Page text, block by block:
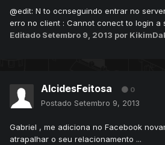
@edit: N to ocnseguindo entrar no
erro no client : Cannot conect to login a
Editado Setembro 9, 2013 por
AlcidesFeitosa 0
Postado Setembro 9, 2013
Gabriel , me adiciona no Facebook
atrapalhar o seu relacionamento ...